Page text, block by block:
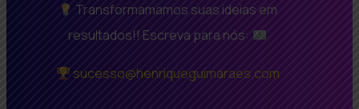
Transformamamos suas ideias em
resultados!! Escreva para nós:
sucesso@henriqueguimaraes.com